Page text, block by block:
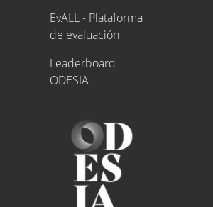
EvALL - Plataforma
de evaluación
Leaderboard
ODESIA